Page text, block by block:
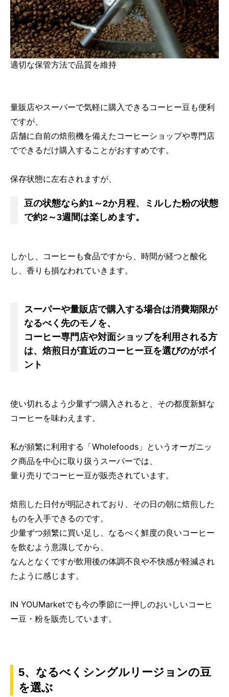
適切な保管方法で品質を維持
量販店やスーパーで気軽に購入できるコーヒー豆も便利
ですが、
店舗に自前の焙煎機を備えたコーヒーショップや専門店
でできるだけ購入することがおすすめです。
保存状態に左右されますが、
豆の状態なら約1～2か月程、ミルした粉の状態
で約2～3週間は楽しめます。
しかし、コーヒーも食品ですから、時間が経つと酸化
し、香りも損なわれていきます。
スーパーや量販店で購入する場合は消費期限が
なるべく先のモノを、
コーヒー専門店や対面ショップを利用される方
は、焙煎日が直近のコーヒー豆を選びのがポイ
ント
使い切れるよう少量ずつ購入されると、その都度新鮮な
コーヒーを味わえます。
私が頻繁に利用する「Wholefoods」というオーガニッ
ク商品を中心に取り扱うスーパーでは、
量り売りでコーヒー豆が販売されています。
焙煎した日付が明記されており、その日の朝に焙煎した
ものを入手できるのです。
少量ずつ頻繁に買い足し、なるべく鮮度の良いコーヒー
を飲むよう意識してから、
なんとなくですが飲用後の体調不良や不快感が軽減され
たように感じます。
IN YOUMarketでも今の季節に一押しのおいしいコーヒ
ー豆・粉を販売しています。
5、なるべくシングルリージョンの豆
を選ぶ